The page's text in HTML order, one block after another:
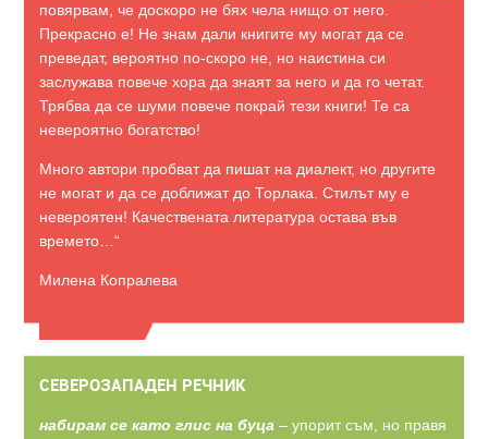
повярвам, че доскоро не бях чела нищо от него.
Прекрасно е! Не знам дали книгите му могат да се
преведат, вероятно по-скоро не, но наистина си
заслужава повече хора да знаят за него и да го четат.
Трябва да се шуми повече покрай тези книги! Те са
невероятно богатство!
Много автори пробват да пишат на диалект, но другите
не могат и да се доближат до Торлака. Стилът му е
невероятен! Качествената литература остава във
времето…“
Милена Копралева
СЕВЕРОЗАПАДЕН РЕЧНИК
набирам се като глис на буца – упорит съм, но правя